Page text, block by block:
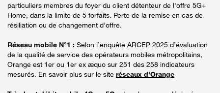
particuliers membres du foyer du client détenteur de l'offre 5G+
Home, dans la limite de 5 forfaits. Perte de la remise en cas de
résiliation ou de changement d’offre.
Réseau mobile N°1 : Selon l’enquête ARCEP 2025 d’évaluation
de la qualité de service des opérateurs mobiles métropolitains,
Orange est 1er ou 1er ex æquo sur 251 des 258 indicateurs
mesurés. En savoir plus sur le site réseaux d'Orange